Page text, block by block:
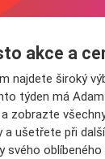
akce a
najdete široký
týden má
zobrazte
a ušetřete při
svého